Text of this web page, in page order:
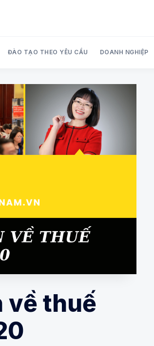
Search Audit Care Việt Nam
ĐÀO TẠO THEO YÊU CẦU DOANH NGHIỆP
về thuế